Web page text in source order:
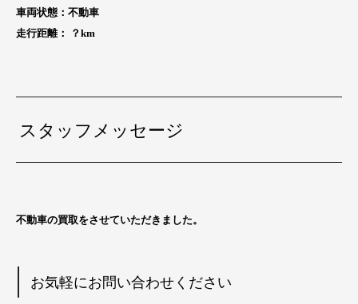
車両状態：不動車
走行距離： ？ km
スタッフメッセージ
不動車の買取をさせていただきました。
お気軽にお問い合わせください